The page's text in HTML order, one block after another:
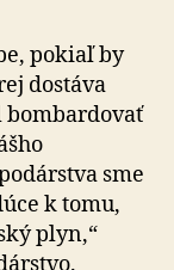
pokiaľ by
dostáva
bombardovať
sme
k tomu,
plyn,“